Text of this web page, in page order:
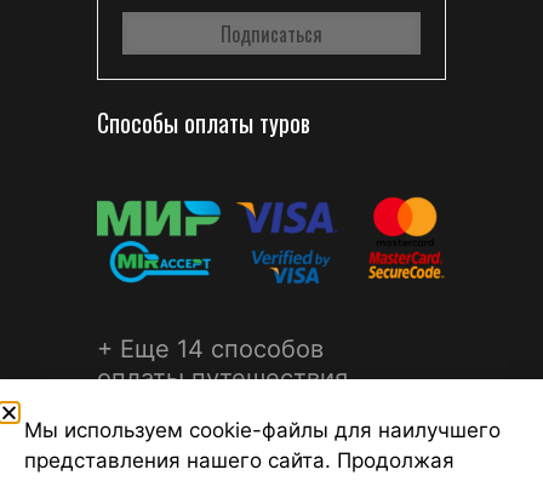
Способы оплаты туров
+ Еще 14 способов
оплаты путешествия
Мы используем cookie-файлы для наилучшего
представления нашего сайта. Продолжая